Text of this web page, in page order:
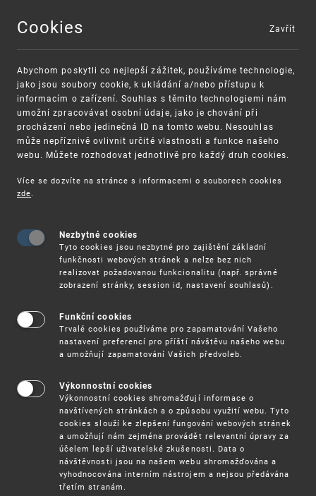
MENU
UPV
Upozorňujeme uživatele aplikace e-Podání že z
technických důvodů na straně poskytovatele
služby elektronické pečeti bude v sobou 23.5. od
7:00-15:30 docházet k chybě při generování
potvrzení o podání. Podání jako taková budou
následně po ukončení avizované odstávky.
Cookies
Abychom poskytli co nejlepší zážitek, používáme technologie,
jako jsou soubory cookie, k ukládání a/nebo přístupu k
informacím o zařízení. Souhlas s těmito technologiemi nám
umožní zpracovávat osobní údaje, jako je chování při
procházení nebo jedinečná ID na tomto webu. Nesouhlas
může nepříznivě ovlivnit určité vlastnosti a funkce našeho
webu. Můžete rozhodovat jednotlivě pro každý druh cookies.
Více se dozvíte na stránce s informacemi o souborech cookies
zde.
Nezbytné cookies
Tyto cookies jsou nezbytné pro zajištění základní
funkčnosti webových stránek a nelze bez nich
realizovat požadovanou funkcionalitu (např. správné
zobrazení stránky, session id, nastavení souhlasů).
Funkční cookies
Trvalé cookies používáme pro zapamatování Vašeho
nastavení preferencí pro příští návštěvu našeho webu
a umožňují zapamatování Vašich předvoleb.
Výkonnostní cookies
Výkonnostní cookies shromažďují informace o
navštívených stránkách a o způsobu využití webu. Tyto
cookies slouží ke zlepšení fungování webových stránek
a umožňují nám zejména provádět relevantní úpravy za
účelem lepší uživatelské zkušenosti. Data o
návštěvnosti jsou na našem webu shromažďována a
vyhodnocována interním nástrojem a nejsou předávána
třetím stranám.
Zavřít